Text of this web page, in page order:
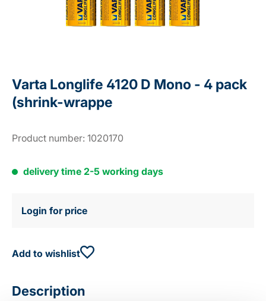
Varta Longlife 4120 D Mono - 4 pack
(shrink-wrappe
Product number: 1020170
delivery time 2-5 working days
Login for price
Add to wishlist
Description